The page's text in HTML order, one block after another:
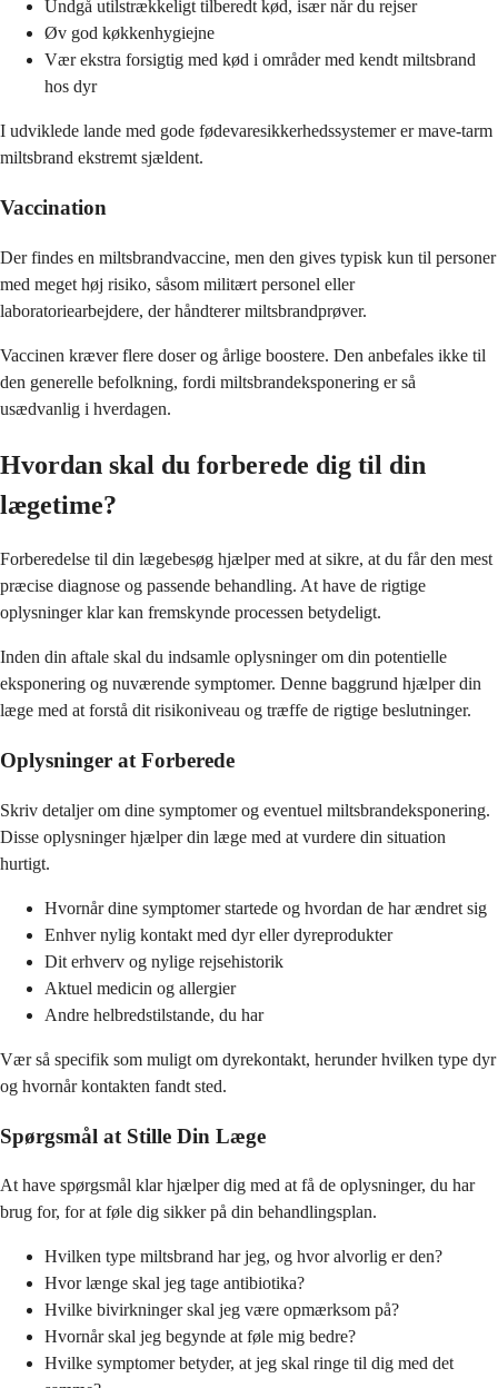
Undgå utilstrækkeligt tilberedt kød, især når du rejser
Øv god køkkenhygiejne
Vær ekstra forsigtig med kød i områder med kendt miltsbrand
hos dyr
I udviklede lande med gode fødevaresikkerhedssystemer er mave-tarm
miltsbrand ekstremt sjældent.
Vaccination
Der findes en miltsbrandvaccine, men den gives typisk kun til personer
med meget høj risiko, såsom militært personel eller
laboratoriearbejdere, der håndterer miltsbrandprøver.
Vaccinen kræver flere doser og årlige boostere. Den anbefales ikke til
den generelle befolkning, fordi miltsbrandeksponering er så
usædvanlig i hverdagen.
Hvordan skal du forberede dig til din
lægetime?
Forberedelse til din lægebesøg hjælper med at sikre, at du får den mest
præcise diagnose og passende behandling. At have de rigtige
oplysninger klar kan fremskynde processen betydeligt.
Inden din aftale skal du indsamle oplysninger om din potentielle
eksponering og nuværende symptomer. Denne baggrund hjælper din
læge med at forstå dit risikoniveau og træffe de rigtige beslutninger.
Oplysninger at Forberede
Skriv detaljer om dine symptomer og eventuel miltsbrandeksponering.
Disse oplysninger hjælper din læge med at vurdere din situation
hurtigt.
Hvornår dine symptomer startede og hvordan de har ændret sig
Enhver nylig kontakt med dyr eller dyreprodukter
Dit erhverv og nylige rejsehistorik
Aktuel medicin og allergier
Andre helbredstilstande, du har
Vær så specifik som muligt om dyrekontakt, herunder hvilken type dyr
og hvornår kontakten fandt sted.
Spørgsmål at Stille Din Læge
At have spørgsmål klar hjælper dig med at få de oplysninger, du har
brug for, for at føle dig sikker på din behandlingsplan.
Hvilken type miltsbrand har jeg, og hvor alvorlig er den?
Hvor længe skal jeg tage antibiotika?
Hvilke bivirkninger skal jeg være opmærksom på?
Hvornår skal jeg begynde at føle mig bedre?
Hvilke symptomer betyder, at jeg skal ringe til dig med det